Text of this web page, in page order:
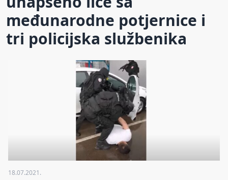
međunarodne potjernice i
tri policijska službenika
18.07.2021.